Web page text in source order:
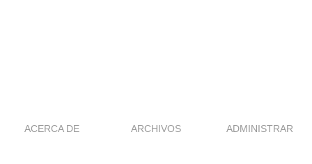
ACERCA DE ARCHIVOS ADMINISTRAR